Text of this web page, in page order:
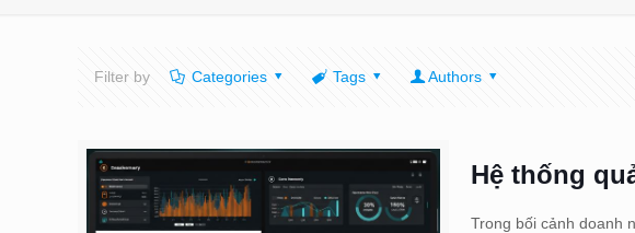
Filter by Categories Tags Authors
Hệ thống
Trong bối cảnh doanh